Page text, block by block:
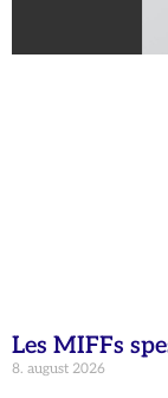
Les MIFFs
8. august 2026